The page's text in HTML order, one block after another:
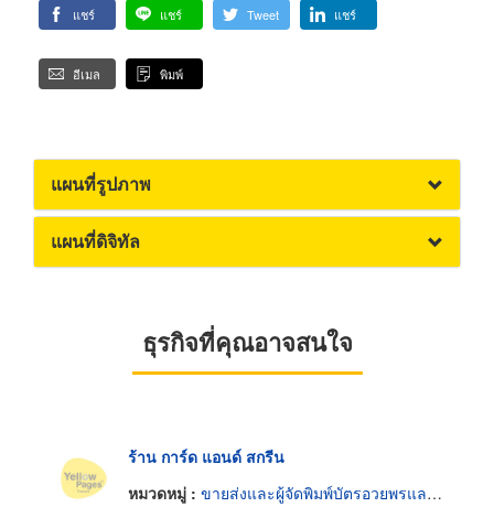
แชร์ แชร์ Tweet แชร์
อีเมล พิมพ์
แผนที่รูปภาพ
แผนที่ดิจิทัล
ธุรกิจที่คุณอาจสนใจ
ร้าน การ์ด แอนด์ สกรีน
หมวดหมู่ : ขายส่งและผู้จัดพิมพ์บัตรอวยพรและโปสการ์ด